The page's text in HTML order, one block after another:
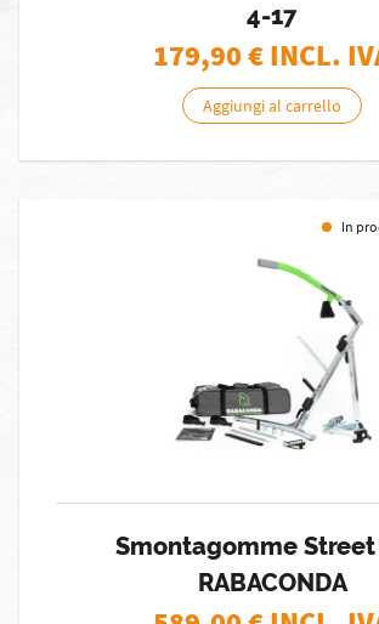
4-17
179,90€ INCL.
Aggiungi al carrello
In
Smontagomme
RABACONDA